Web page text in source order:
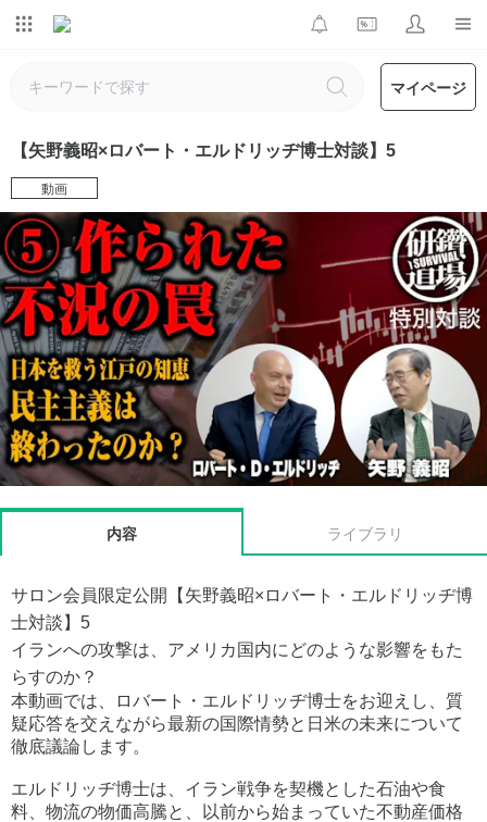
マイページ
【矢野義昭×ロバート・エルドリッヂ博士対談】5
動画
内容 ライブラリ
サロン会員限定公開【矢野義昭×ロバート・エルドリッヂ博
士対談】5
イランへの攻撃は、アメリカ国内にどのような影響をもた
らすのか？
本動画では、ロバート・エルドリッヂ博士をお迎えし、質
疑応答を交えながら最新の国際情勢と日米の未来について
徹底議論します。
エルドリッヂ博士は、イラン戦争を契機とした石油や食
料、物流の物価高騰と、以前から始まっていた不動産価格